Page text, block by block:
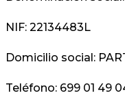
NIF: 22134483L
Domicilio social:
Teléfono: 699 01 49